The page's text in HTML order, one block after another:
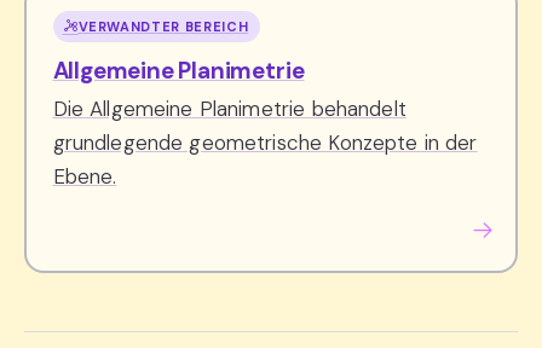
VERWANDTER BEREICH
Allgemeine Planimetrie
Die Allgemeine Planimetrie behandelt
grundlegende geometrische Konzepte in der
Ebene.